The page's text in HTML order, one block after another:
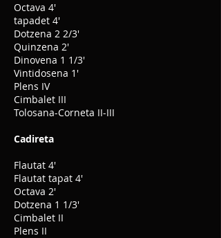
Octava 4'
tapadet 4'
Dotzena 2 2/3'
Quinzena 2'
Dinovena 1 1/3'
Vintidosena 1'
Plens IV
Cimbalet III
Tolosana-Corneta II-III
Cadireta
Flautat 4'
Flautat tapat 4'
Octava 2'
Dotzena 1 1/3'
Cimbalet II
Plens II